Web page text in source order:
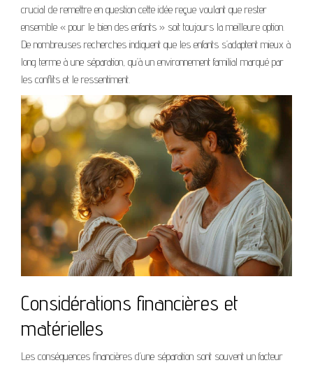
crucial de remettre en question cette idée reçue voulant que rester
ensemble « pour le bien des enfants » soit toujours la meilleure option.
De nombreuses recherches indiquent que les enfants s’adaptent mieux à
long terme à une séparation, qu’à un environnement familial marqué par
les conflits et le ressentiment.
Considérations financières et
matérielles
Les conséquences financières d’une séparation sont souvent un facteur